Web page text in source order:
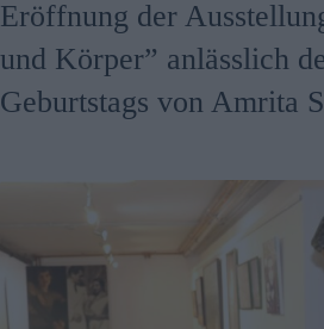
Eröffnung der
und Körper” anlässlich
Geburtstags von Amrita